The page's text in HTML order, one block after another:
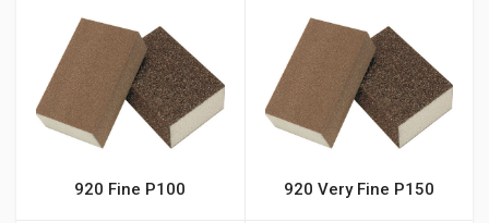
920 Fine P100 920 Very Fine P150